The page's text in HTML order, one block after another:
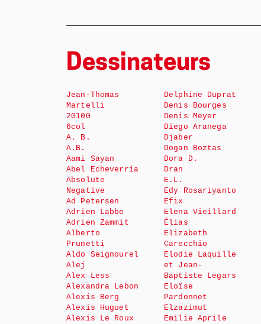
Dessinateurs
Jean-Thomas
Martelli
20100
6col
A. B.
A.B.
Aami Sayan
Abel Echeverría
Absolute
Negative
Ad Petersen
Adrien Labbe
Adrien Zammit
Alberto
Prunetti
Aldo Seignourel
Alej
Alex Less
Alexandra Lebon
Alexis Berg
Alexis Huguet
Alexis Le Roux
Delphine Duprat
Denis Bourges
Denis Meyer
Diego Aranega
Djaber
Dogan Boztas
Dora D.
Dran
E.L.
Edy Rosariyanto
Efix
Elena Vieillard
Élias
Elizabeth
Carecchio
Elodie Laquille
et Jean-
Baptiste Legars
Eloïse
Pardonnet
Elzazimut
Emilie Aprile